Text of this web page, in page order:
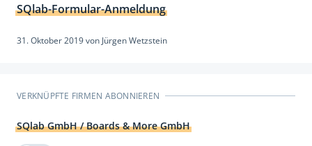
SQlab-Formular-Anmeldung
31. Oktober 2019von Jürgen Wetzstein
VERKNÜPFTE FIRMEN ABONNIEREN
SQlab GmbH / Boards & More GmbH